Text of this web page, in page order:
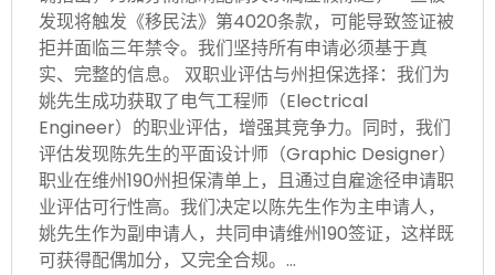
发现将触发《移民法》第4020条款，可能导致签证被
拒并面临三年禁令。我们坚持所有申请必须基于真
实、完整的信息。 双职业评估与州担保选择：我们为
姚先生成功获取了电气工程师（Electrical
Engineer）的职业评估，增强其竞争力。同时，我们
评估发现陈先生的平面设计师（Graphic Designer）
职业在维州190州担保清单上，且通过自雇途径申请职
业评估可行性高。我们决定以陈先生作为主申请人，
姚先生作为副申请人，共同申请维州190签证，这样既
可获得配偶加分，又完全合规。…